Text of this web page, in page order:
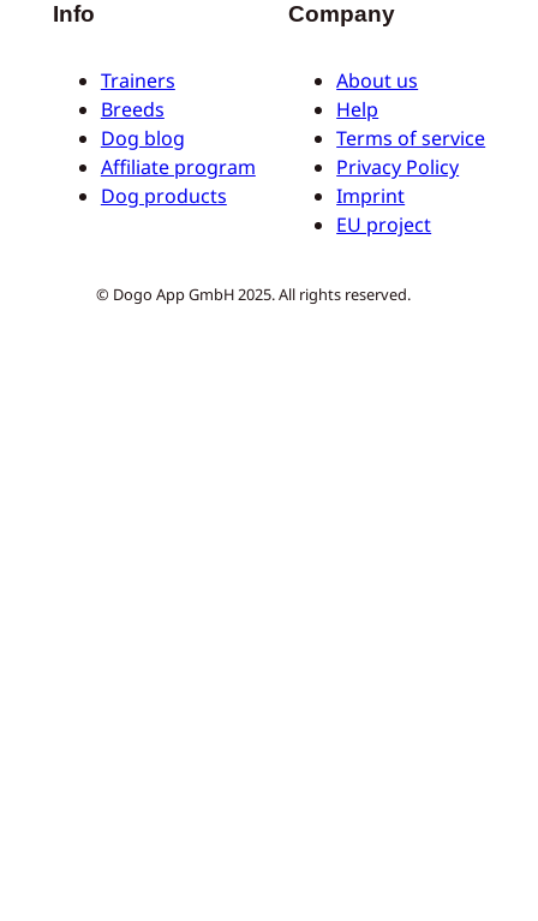
Info
Trainers
Breeds
Dog blog
Affiliate program
Dog products
Company
About us
Help
Terms of service
Privacy Policy
Imprint
EU project
© Dogo App GmbH 2025. All rights reserved.